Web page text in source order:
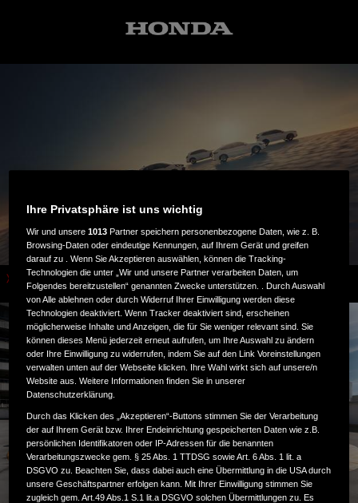
Automobile
Ihre Privatsphäre ist uns wichtig
Wir und unsere1013 Partner speichern personenbezogene Daten, wie z. B.
Browsing-Daten oder eindeutige Kennungen, auf Ihrem Gerät und greifen
darauf zu . Wenn Sie Akzeptieren auswählen, können die Tracking-
Technologien die unter „Wir und unsere Partner verarbeiten Daten, um
Folgendes bereitzustellen“ genannten Zwecke unterstützen. . Durch Auswahl
von Alle ablehnen oder durch Widerruf Ihrer Einwilligung werden diese
Technologien deaktiviert. Wenn Tracker deaktiviert sind, erscheinen
möglicherweise Inhalte und Anzeigen, die für Sie weniger relevant sind. Sie
können dieses Menü jederzeit erneut aufrufen, um Ihre Auswahl zu ändern
oder Ihre Einwilligung zu widerrufen, indem Sie auf den Link Voreinstellungen
verwalten unten auf der Webseite klicken. Ihre Wahl wirkt sich auf unsere/n
Website aus. Weitere Informationen finden Sie in unserer
Datenschutzerklärung.
Durch das Klicken des „Akzeptieren“-Buttons stimmen Sie der Verarbeitung
der auf Ihrem Gerät bzw. Ihrer Endeinrichtung gespeicherten Daten wie z.B.
persönlichen Identifikatoren oder IP-Adressen für die benannten
Verarbeitungszwecke gem. § 25 Abs. 1 TTDSG sowie Art. 6 Abs. 1 lit. a
DSGVO zu. Beachten Sie, dass dabei auch eine Übermittlung in die USA durch
unsere Geschäftspartner erfolgen kann. Mit Ihrer Einwilligung stimmen Sie
zugleich gem. Art.49 Abs.1 S.1 lit.a DSGVO solchen Übermittlungen zu. Es